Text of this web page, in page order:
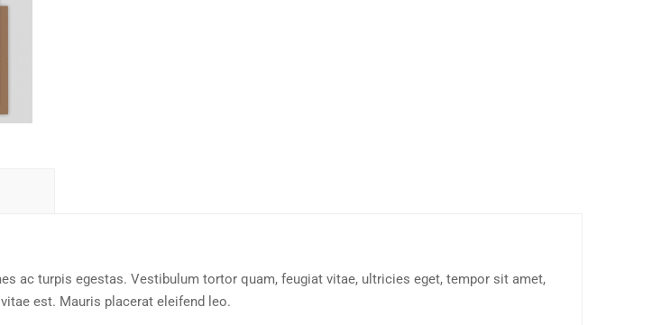
ac turpis egestas. Vestibulum tortor quam, feugiat vitae, ultricies eget, tempor sit amet,
est. Mauris placerat eleifend leo.